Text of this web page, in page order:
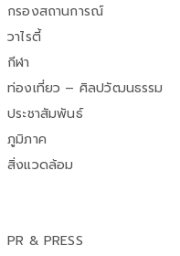
กรองสถานการณ์
วาไรตี้
กีฬา
ท่องเที่ยว – ศิลปวัฒนธรรม
ประชาสัมพันธ์
ภูมิภาค
สิ่งแวดล้อม
PR & PRESS